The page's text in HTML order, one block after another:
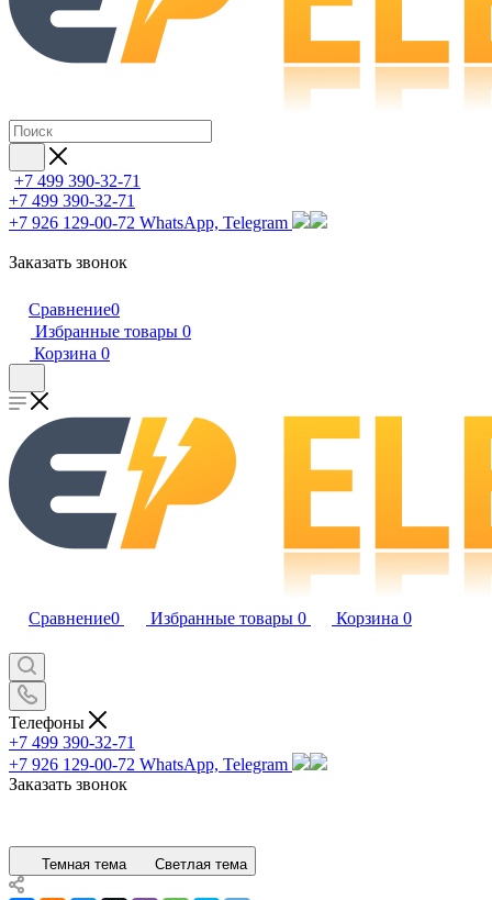
+7 499 390-32-71
+7 499 390-32-71
+7 926 129-00-72 WhatsApp, Telegram
Заказать звонок
Сравнение0
Избранные товары 0
Корзина 0
Сравнение0 Избранные товары 0 Корзина 0
Телефоны
+7 499 390-32-71
+7 926 129-00-72 WhatsApp, Telegram
Заказать звонок
Темная тема Светлая тема